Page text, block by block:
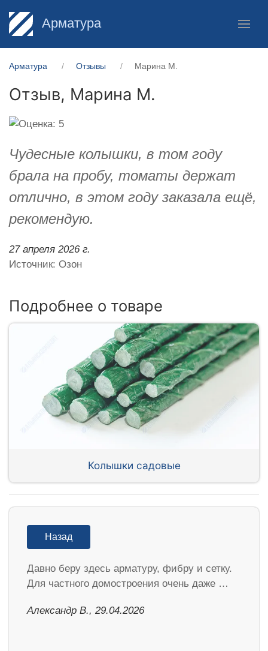
Арматура
Арматура Отзывы Марина М.
Отзыв, Марина М.
Чудесные колышки, в том году
брала на пробу, томаты держат
отлично, в этом году заказала ещё,
рекомендую.
27 апреля 2026 г.
Источник: Озон
Подробнее о товаре
Колышки садовые
Назад
Давно беру здесь арматуру, фибру и сетку.
Для частного домостроения очень даже …
Александр В., 29.04.2026